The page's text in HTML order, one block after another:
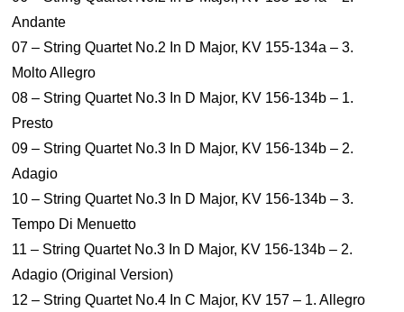
Andante
07 – String Quartet No.2 In D Major, KV 155-134a – 3.
Molto Allegro
08 – String Quartet No.3 In D Major, KV 156-134b – 1.
Presto
09 – String Quartet No.3 In D Major, KV 156-134b – 2.
Adagio
10 – String Quartet No.3 In D Major, KV 156-134b – 3.
Tempo Di Menuetto
11 – String Quartet No.3 In D Major, KV 156-134b – 2.
Adagio (Original Version)
12 – String Quartet No.4 In C Major, KV 157 – 1. Allegro